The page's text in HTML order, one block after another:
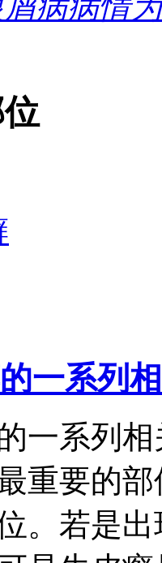
病病情
一系列相
一系列
重要的
。若是